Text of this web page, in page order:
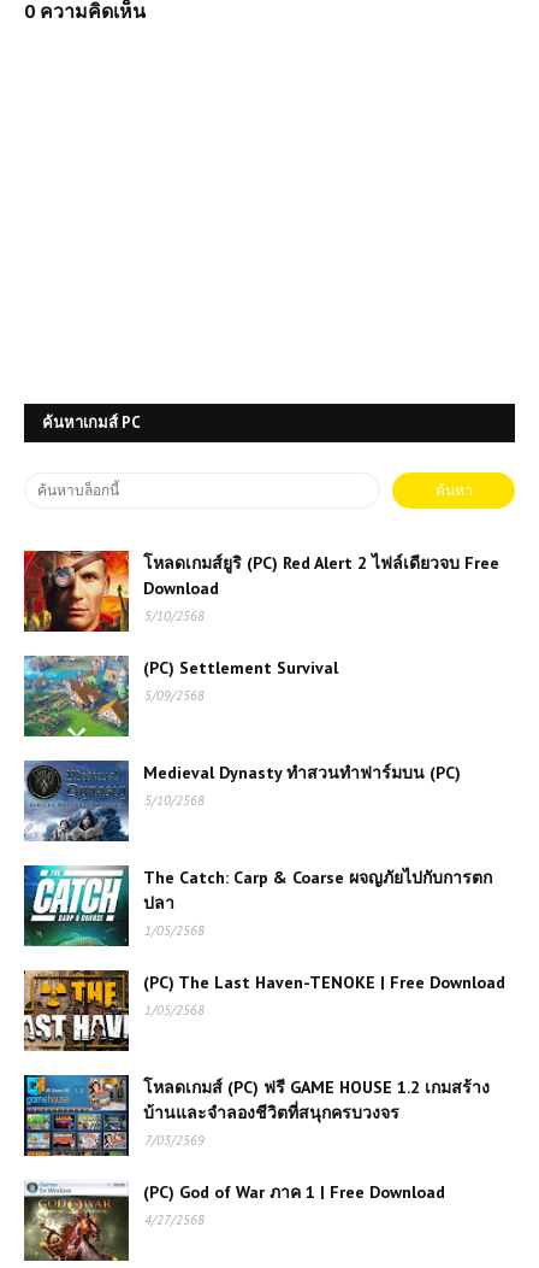
0 ความคิดเห็น
ค้นหาเกมส์ PC
โหลดเกมส์ยูริ (PC) Red Alert 2 ไฟล์เดียวจบ Free
Download
5/10/2568
(PC) Settlement Survival
5/09/2568
Medieval Dynasty ทำสวนทำฟาร์มบน (PC)
5/10/2568
The Catch: Carp & Coarse ผจญภัยไปกับการตก
ปลา
1/05/2568
(PC) The Last Haven-TENOKE | Free Download
1/05/2568
โหลดเกมส์ (PC) ฟรี GAME HOUSE 1.2 เกมสร้าง
บ้านและจำลองชีวิตที่สนุกครบวงจร
7/03/2569
(PC) God of War ภาค 1 | Free Download
4/27/2568
เกมส์ออนไลน์ฟรี Dragon Ball: Fierce
Fighting 5 – ศึกดราก้อนบอลภาคต่อสุด
มันส์
เกมส์ออนไลน์ฟรี Pixel Driver เกม
แข่งรถสุดมันส์ในสไตล์พิกเซล
เล่นเกมส์ออนไลน์ฟรี Rescue
ในทุกสถานการณ์
เกมส์ออนไลน์ Bus Simulator 3D เกม
ขับรถบัสสมจริงที่ท้าทายฝีมือการขับขี
เกมยิงซุ่มสุดตื่นเต้น
ภาค 2 | 46 GB